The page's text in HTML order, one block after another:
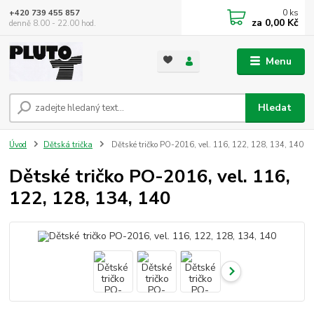
Menu
Hledat
+420 739 455 857
denně 8.00 - 22.00 hod.
0 ks
za 0,00 Kč
Úvod Dětská trička Dětské tričko PO-2016, vel. 116, 122, 128, 134, 140
Dětské tričko PO-2016, vel. 116,
122, 128, 134, 140